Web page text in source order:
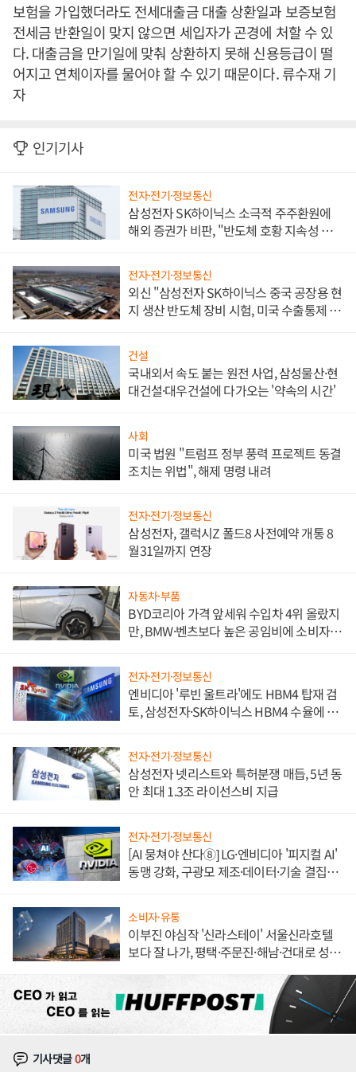
보험을 가입했더라도 전세대출금 대출 상환일과 보증보험
전세금 반환일이 맞지 않으면 세입자가 곤경에 처할 수 있
다. 대출금을 만기일에 맞춰 상환하지 못해 신용등급이 떨
어지고 연체이자를 물어야 할 수 있기 때문이다. 류수재 기
자
인기기사
전자·전기·정보통신
삼성전자 SK하이닉스 소극적 주주환원에
해외 증권가 비판, "반도체 호황 지속성 의
전자·전기·정보통신
외신 "삼성전자 SK하이닉스 중국 공장용 현
지 생산 반도체 장비 시험, 미국 수출통제 대
건설
국내외서 속도 붙는 원전 사업, 삼성물산·현
대건설·대우건설에 다가오는 '약속의 시간'
사회
미국 법원 "트럼프 정부 풍력 프로젝트 동결
조치는 위법", 해제 명령 내려
전자·전기·정보통신
삼성전자, 갤럭시Z 폴드8 사전예약 개통 8
월31일까지 연장
자동차·부품
BYD코리아 가격 앞세워 수입차 4위 올랐지
만, BMW·벤츠보다 높은 공임비에 소비자
전자·전기·정보통신
엔비디아 '루빈 울트라'에도 HBM4 탑재 검
토, 삼성전자·SK하이닉스 HBM4 수율에 주
전자·전기·정보통신
삼성전자 넷리스트와 특허분쟁 매듭, 5년 동
안 최대 1.3조 라이선스비 지급
전자·전기·정보통신
[AI 뭉쳐야 산다⑧] LG·엔비디아 '피지컬 AI'
동맹 강화, 구광모 제조·데이터·기술 결집
소비자·유통
이부진 야심작 '신라스테이' 서울신라호텔
보다 잘 나가, 평택·주문진·해남·건대로 성
기사댓글0개